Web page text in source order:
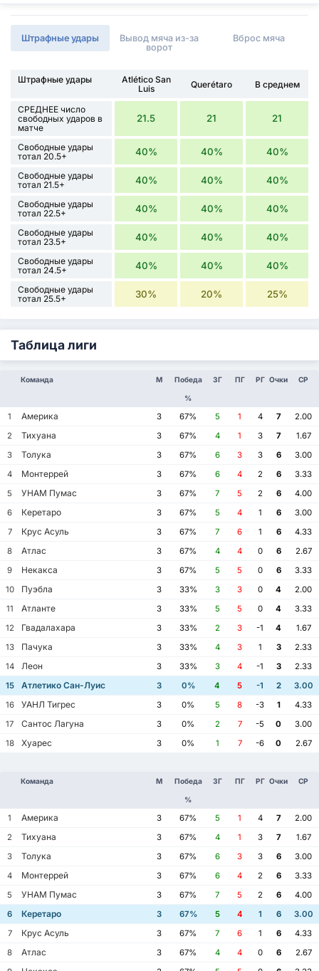
Штрафные удары
Вывод мяча из-за
ворот
Вброс мяча
Штрафные удары
Atlético San
Luis
Querétaro В среднем
СРЕДНЕЕ число
свободных ударов в
матче
21.5 21 21
Свободные удары
тотал 20.5+
40% 40% 40%
Свободные удары
тотал 21.5+
40% 40% 40%
Свободные удары
тотал 22.5+
40% 40% 40%
Свободные удары
тотал 23.5+
40% 40% 40%
Свободные удары
тотал 24.5+
40% 40% 40%
Свободные удары
тотал 25.5+
30% 20% 25%
Таблица лиги
Команда М Победа
%
ЗГ ПГ РГ Очки СР
1 Америка 3 67% 5 1 4 7
2.00
2
Тихуана 3 67% 4 1 3 7
1.67
3
Толука 3 67% 6 3 3 6
3.00
4
Монтеррей 3 67% 6 4 2 6
3.33
5
УНАМ Пумас 3 67% 7 5 2 6
4.00
6
Керетаро 3 67% 5 4 1 6
3.00
7
Крус Асуль 3 67% 7 6 1 6
4.33
8
Атлас 3 67% 4 4 0 6
2.67
9
Некакса 3 67% 5 5 0 6
3.33
10
Пуэбла 3 33% 3 3 0 4
2.00
11
Атланте 3 33% 5 5 0 4
3.33
12
Гвадалахара 3 33% 2 3 -1 4
1.67
13
Пачука 3 33% 4 3 1 3
2.33
14
Леон 3 33% 3 4 -1 3
2.33
15
Атлетико Сан-Луис 3 0% 4 5 -1 2
3.00
16
УАНЛ Тигрес 3 0% 5 8 -3 1
4.33
17
Сантос Лагуна 3 0% 2 7 -5 0
3.00
18
Хуарес 3 0% 1 7 -6 0 2.67
Команда М Победа
%
ЗГ ПГ РГ Очки СР
1 Америка 3 67% 5 1 4 7
2.00
2
Тихуана 3 67% 4 1 3 7
1.67
3
Толука 3 67% 6 3 3 6
3.00
4
Монтеррей 3 67% 6 4 2 6
3.33
5
УНАМ Пумас 3 67% 7 5 2 6
4.00
6
Керетаро 3 67% 5 4 1 6
3.00
7
Крус Асуль 3 67% 7 6 1 6
4.33
8
Атлас 3 67% 4 4 0 6
2.67